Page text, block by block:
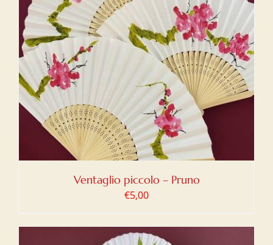
Ventaglio piccolo – Pruno
€5,00